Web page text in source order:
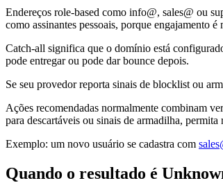
Endereços role-based como info@, sales@ ou
como assinantes pessoais, porque engajamento
Catch-all significa que o domínio está
pode entregar ou pode dar bounce depois.
Se seu provedor reporta sinais de blocklist ou
Ações recomendadas normalmente combinam
para descartáveis ou sinais de armadilha,
Exemplo: um novo usuário se cadastra com
Quando o resultado é